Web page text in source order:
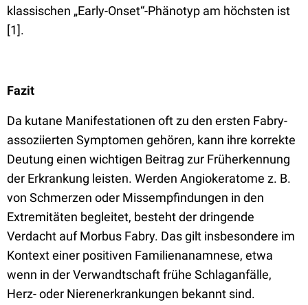
klassischen „Early-Onset“-Phänotyp am höchsten ist
[1].
Fazit
Da kutane Manifestationen oft zu den ersten Fabry-
assoziierten Symptomen gehören, kann ihre korrekte
Deutung einen wichtigen Beitrag zur Früherkennung
der Erkrankung leisten. Werden Angiokeratome z. B.
von Schmerzen oder Missempfindungen in den
Extremitäten begleitet, besteht der dringende
Verdacht auf Morbus Fabry. Das gilt insbesondere im
Kontext einer positiven Familienanamnese, etwa
wenn in der Verwandtschaft frühe Schlaganfälle,
Herz- oder Nierenerkrankungen bekannt sind.